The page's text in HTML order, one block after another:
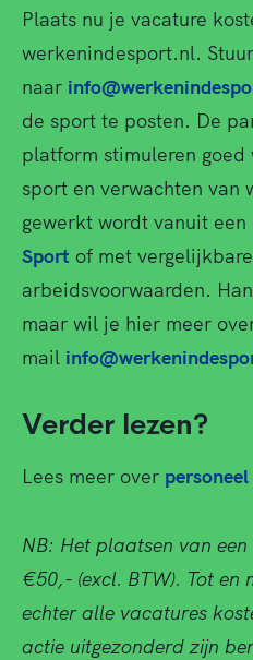
Plaats nu je vacature
werkenindesport.nl.
naar
de sport te posten. De
platform stimuleren goed
sport en verwachten van
gewerkt wordt vanuit
Sport of met
arbeidsvoorwaarden.
maar wil je hier meer
mail
Verder lezen?
Lees meer over
NB: Het plaatsen van
€50,- (excl. BTW). Tot en
echter alle vacatures
actie uitgezonderd zijn